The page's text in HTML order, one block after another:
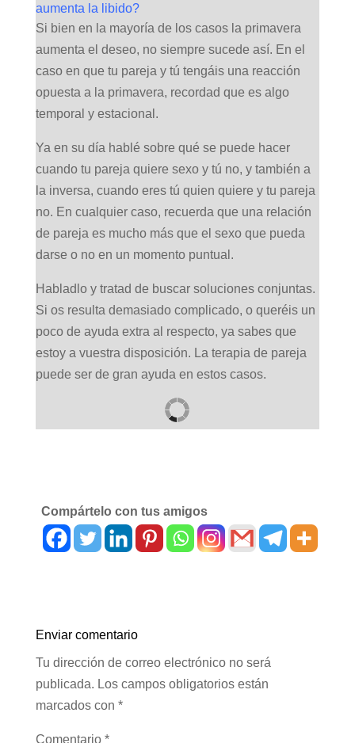
aumenta la libido?
Si bien en la mayoría de los casos la primavera
aumenta el deseo, no siempre sucede así. En el
caso en que tu pareja y tú tengáis una reacción
opuesta a la primavera, recordad que es algo
temporal y estacional.
Ya en su día hablé sobre qué se puede hacer
cuando tu pareja quiere sexo y tú no, y también a
la inversa, cuando eres tú quien quiere y tu pareja
no. En cualquier caso, recuerda que una relación
de pareja es mucho más que el sexo que pueda
darse o no en un momento puntual.
Habladlo y tratad de buscar soluciones conjuntas.
Si os resulta demasiado complicado, o queréis un
poco de ayuda extra al respecto, ya sabes que
estoy a vuestra disposición. La terapia de pareja
puede ser de gran ayuda en estos casos.
Compártelo con tus amigos
Enviar comentario
Tu dirección de correo electrónico no será
publicada. Los campos obligatorios están
marcados con *
Comentario *